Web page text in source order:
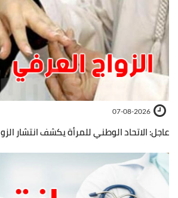
07-08-2026
عاجل: الاتحاد الوطني للمرأة يكشف انتشار